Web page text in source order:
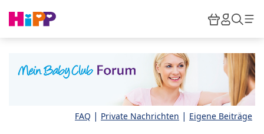
HiPP
FAQ | Private Nachrichten | Eigene Beiträge